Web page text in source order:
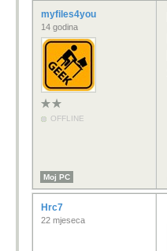
myfiles4you
14 godina
OFFLINE
Moj PC
Hrc7
22 mjeseca